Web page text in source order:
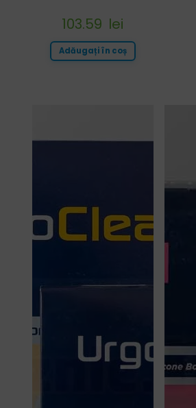
103.59 lei
Adăugați în coș